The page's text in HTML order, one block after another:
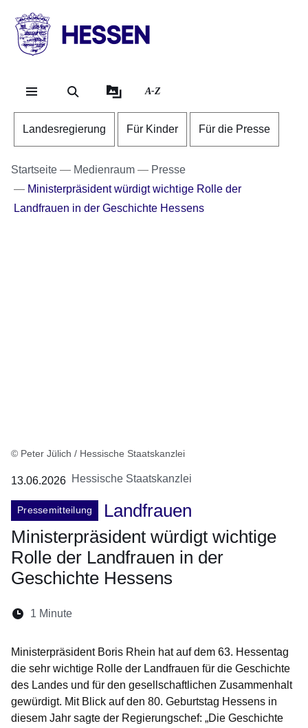
HESSEN
Landesregierung
A-Z
Landesregierung Für Kinder Für die Presse
Startseite Medienraum
Presse
Ministerpräsident würdigt wichtige Rolle der
Landfrauen in der Geschichte Hessens
© Peter Jülich / Hessische Staatskanzlei
13.06.2026 Hessische Staatskanzlei
Pressemitteilung
Landfrauen
Ministerpräsident würdigt wichtige
Rolle der Landfrauen in der
Geschichte Hessens
Lesedauer:
1 Minute
Ministerpräsident Boris Rhein hat auf dem 63. Hessentag
die sehr wichtige Rolle der Landfrauen für die Geschichte
des Landes und für den gesellschaftlichen Zusammenhalt
gewürdigt. Mit Blick auf den 80. Geburtstag Hessens in
diesem Jahr sagte der Regierungschef: „Die Geschichte